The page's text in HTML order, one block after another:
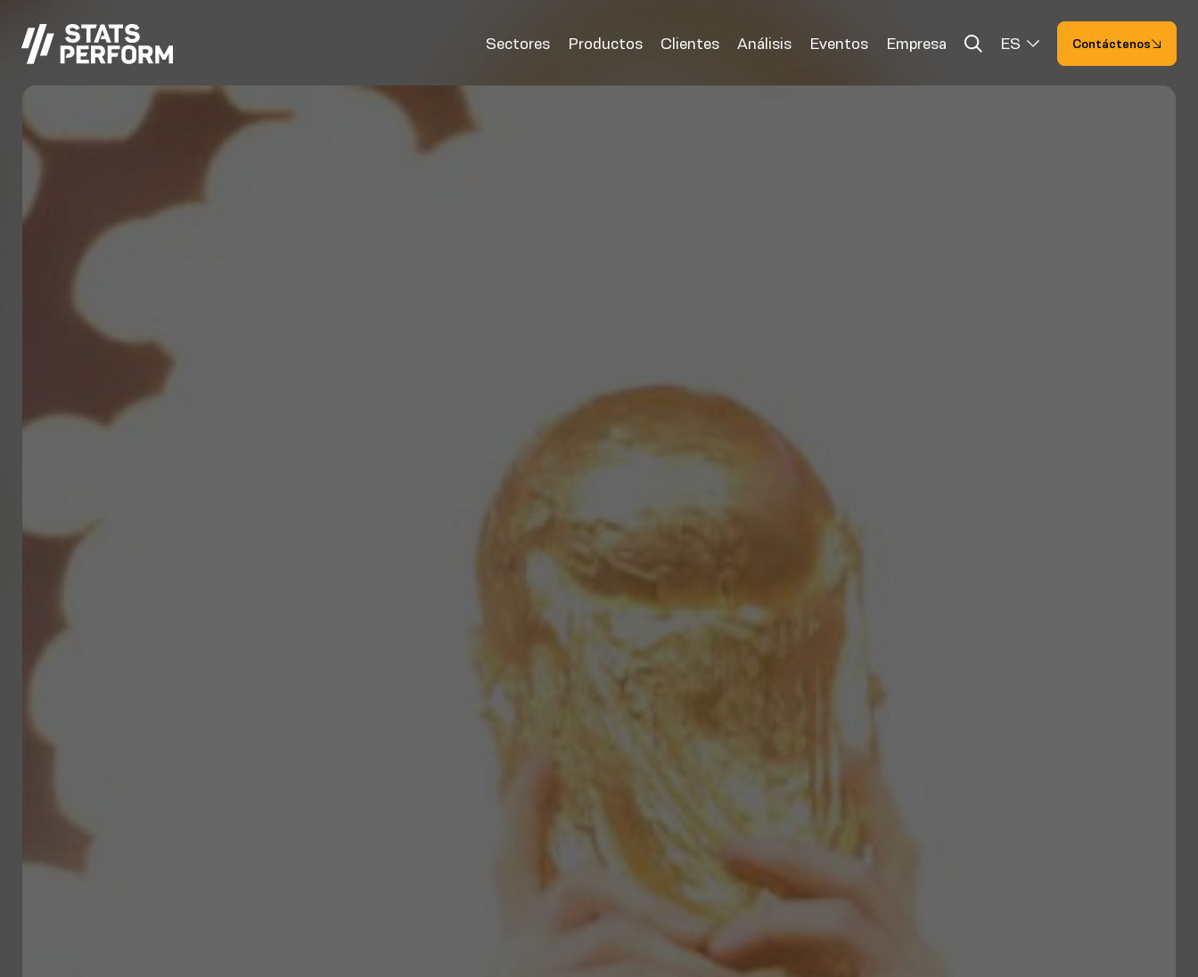
Sectores
Productos Clientes Análisis Eventos Empresa ES Contáctenos